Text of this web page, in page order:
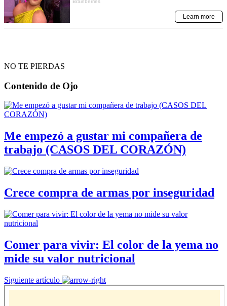
NO TE PIERDAS
Contenido de Ojo
Me empezó a gustar mi compañera de
trabajo (CASOS DEL CORAZÓN)
Crece compra de armas por inseguridad
Comer para vivir: El color de la yema no
mide su valor nutricional
Siguiente artículo